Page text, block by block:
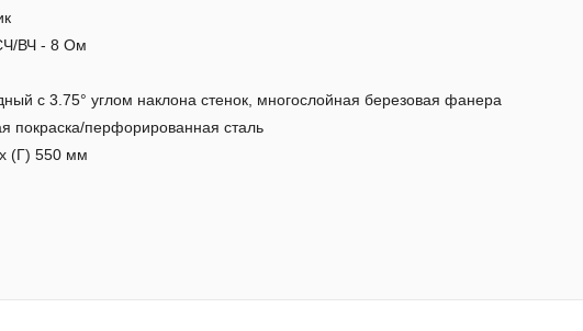
ВЧ - 8 Ом
с 3.75° углом наклона стенок, многослойная березовая фанера
покраска/перфорированная сталь
(Г) 550 мм